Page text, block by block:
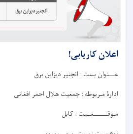
اعلان کاریابی!
عـــنوان بست : انجنیر دیزاین برق
ادارۀ مـربوطه : جمعیت هلال
مـوقـــــــعــيت : کابل